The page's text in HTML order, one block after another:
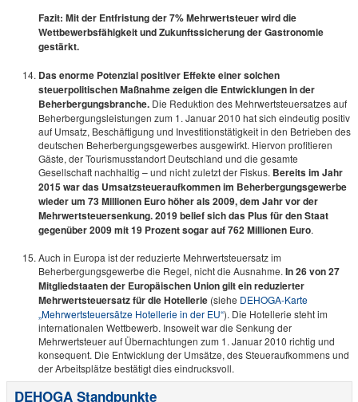
Fazit: Mit der Entfristung der 7% Mehrwertsteuer wird die
Wettbewerbsfähigkeit und Zukunftssicherung der Gastronomie
gestärkt.
Das enorme Potenzial positiver Effekte einer solchen
steuerpolitischen Maßnahme zeigen die Entwicklungen in der
Beherbergungsbranche.Die Reduktion des Mehrwertsteuersatzes auf
Beherbergungsleistungen zum 1. Januar 2010 hat sich eindeutig positiv
auf Umsatz, Beschäftigung und Investitionstätigkeit in den Betrieben des
deutschen Beherbergungsgewerbes ausgewirkt. Hiervon profitieren
Gäste, der Tourismusstandort Deutschland und die gesamte
Gesellschaft nachhaltig – und nicht zuletzt der Fiskus. Bereits im Jahr
2015 war das Umsatzsteueraufkommen im Beherbergungsgewerbe
wieder um 73 Millionen Euro höher als 2009, dem Jahr vor der
Mehrwertsteuersenkung.2019 belief sich das Plus für den Staat
gegenüber 2009 mit 19 Prozent sogar auf 762 Millionen Euro.
Auch in Europa ist der reduzierte Mehrwertsteuersatz im
Beherbergungsgewerbe die Regel, nicht die Ausnahme. In 26 von 27
Mitgliedstaaten der Europäischen Union gilt ein reduzierter
Mehrwertsteuersatz für die Hotellerie(siehe DEHOGA-Karte
„Mehrwertsteuersätze Hotellerie in der EU“). Die Hotellerie steht im
internationalen Wettbewerb. Insoweit war die Senkung der
Mehrwertsteuer auf Übernachtungen zum 1. Januar 2010 richtig und
konsequent. Die Entwicklung der Umsätze, des Steueraufkommens und
der Arbeitsplätze bestätigt dies eindrucksvoll.
DEHOGA Standpunkte